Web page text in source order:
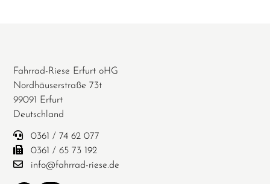
Fahrrad-Riese Erfurt oHG
Nordhäuserstraße 73t
99091 Erfurt
Deutschland
0361 / 74 62 077
0361 / 65 73 192
info@fahrrad-riese.de